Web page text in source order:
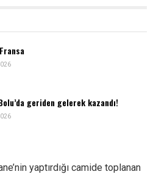
geriden gelerek kazandı!
yaptırdığı camide toplanan